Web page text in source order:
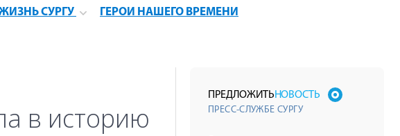
СУРГУ
ГЕРОИ НАШЕГО ВРЕМЕНИ
в историю
ПРЕДЛОЖИТЬНОВОСТЬ
ПРЕСС-СЛУЖБЕ СУРГУ